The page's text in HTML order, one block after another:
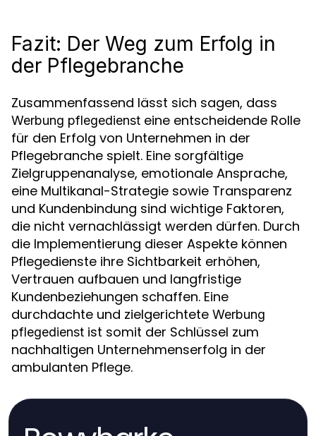
Fazit: Der Weg zum Erfolg in
der Pflegebranche
Zusammenfassend lässt sich sagen, dass
Werbung pflegedienst eine entscheidende Rolle
für den Erfolg von Unternehmen in der
Pflegebranche spielt. Eine sorgfältige
Zielgruppenanalyse, emotionale Ansprache,
eine Multikanal-Strategie sowie Transparenz
und Kundenbindung sind wichtige Faktoren,
die nicht vernachlässigt werden dürfen. Durch
die Implementierung dieser Aspekte können
Pflegedienste ihre Sichtbarkeit erhöhen,
Vertrauen aufbauen und langfristige
Kundenbeziehungen schaffen. Eine
durchdachte und zielgerichtete Werbung
pflegedienst ist somit der Schlüssel zum
nachhaltigen Unternehmenserfolg in der
ambulanten Pflege.